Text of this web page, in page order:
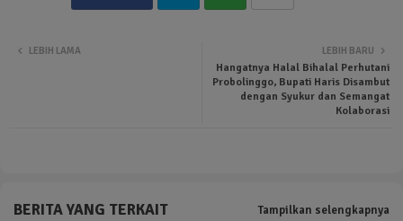
tsa
LEBIH BARU
Hangatnya Halal Bihalal Perhutani
Probolinggo, Bupati Haris Disambut
dengan Syukur dan Semangat
Kolaborasi
LEBIH LAMA
BERITA YANG TERKAIT Tampilkan selengkapnya